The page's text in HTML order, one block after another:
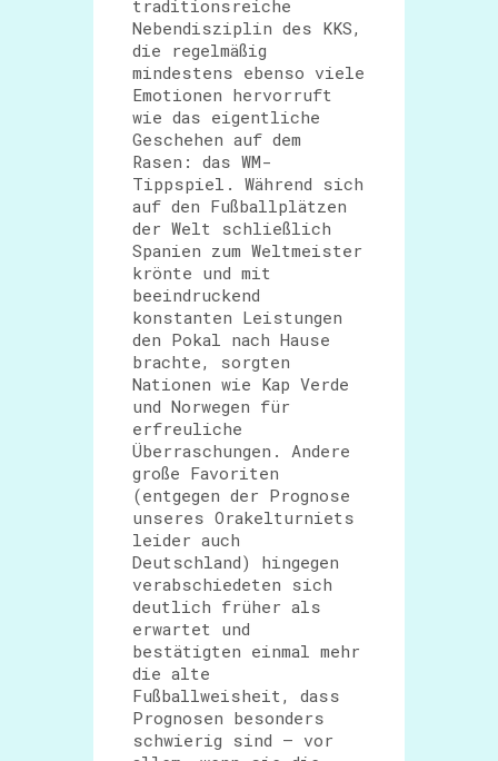
traditionsreiche
Nebendisziplin des KKS,
die regelmäßig
mindestens ebenso viele
Emotionen hervorruft
wie das eigentliche
Geschehen auf dem
Rasen: das WM-
Tippspiel. Während sich
auf den Fußballplätzen
der Welt schließlich
Spanien zum Weltmeister
krönte und mit
beeindruckend
konstanten Leistungen
den Pokal nach Hause
brachte, sorgten
Nationen wie Kap Verde
und Norwegen für
erfreuliche
Überraschungen. Andere
große Favoriten
(entgegen der Prognose
unseres Orakelturniets
leider auch
Deutschland) hingegen
verabschiedeten sich
deutlich früher als
erwartet und
bestätigten einmal mehr
die alte
Fußballweisheit, dass
Prognosen besonders
schwierig sind – vor